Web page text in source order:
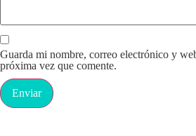
Guarda mi nombre, correo electrónico y
próxima vez que comente.